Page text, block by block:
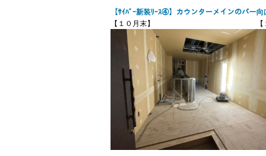
【ｻｲﾊﾞｰ新装ﾘｰｽ④】カウンターメインのバー向
【１０月末】 【１１月